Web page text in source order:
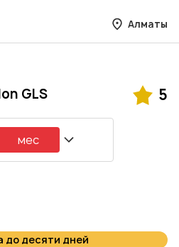
Алматы
GLS 5
мес
до десяти дней